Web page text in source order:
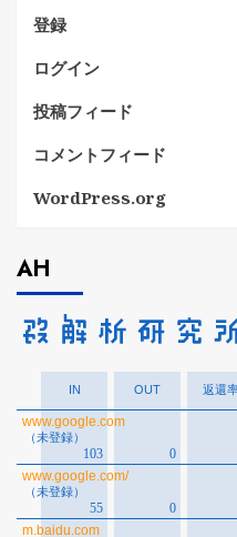
登録
ログイン
投稿フィード
コメントフィード
WordPress.org
AH